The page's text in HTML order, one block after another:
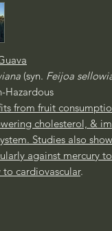
(syn. Feijoa
Hazardous
from fruit
cholesterol, &
Studies also
against mercury
cardiovascular.